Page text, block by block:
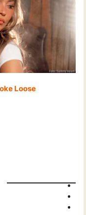
Loose